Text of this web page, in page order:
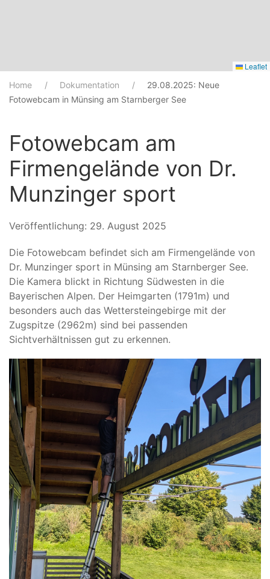
Leaflet
Home
Dokumentation
29.08.2025: Neue
Fotowebcam in Münsing am Starnberger See
Fotowebcam am
Firmengelände von Dr.
Munzinger sport
Veröffentlichung: 29. August 2025
Die Fotowebcam befindet sich am Firmengelände von
Dr. Munzinger sport in Münsing am Starnberger See.
Die Kamera blickt in Richtung Südwesten in die
Bayerischen Alpen. Der Heimgarten (1791m) und
besonders auch das Wettersteingebirge mit der
Zugspitze (2962m) sind bei passenden
Sichtverhältnissen gut zu erkennen.